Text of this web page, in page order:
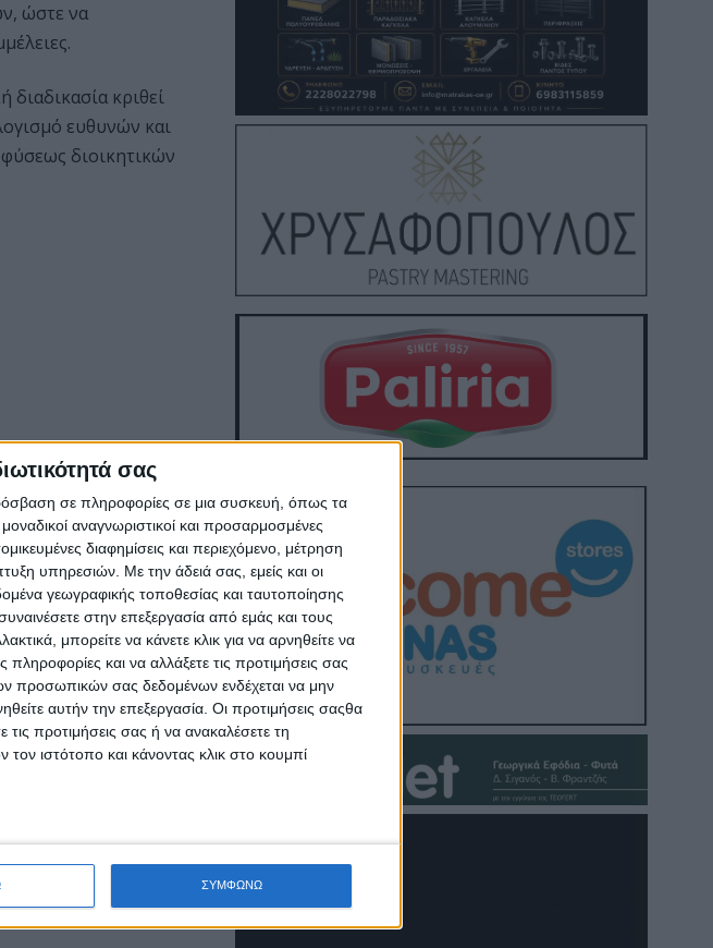
σας
σε πληροφορίες σε μια συσκευή, όπως τα
αναγνωριστικοί και προσαρμοσμένες
διαφημίσεις και περιεχόμενο, μέτρηση
υπηρεσιών. Με την άδειά σας, εμείς και οι
γεωγραφικής τοποθεσίας και ταυτοποίησης
στην επεξεργασία από εμάς και τους
μπορείτε να κάνετε κλικ για να αρνηθείτε να
και να αλλάξετε τις προτιμήσεις σας
προσωπικών σας δεδομένων ενδέχεται να μην
αυτήν την επεξεργασία. Οι προτιμήσεις σαςθα
προτιμήσεις σας ή να ανακαλέσετε τη
ιστότοπο και κάνοντας κλικ στο κουμπί
ΣΥΜΦΩΝΩ
ώστε να
διαδικασία κριθεί
ευθυνών και
διοικητικών